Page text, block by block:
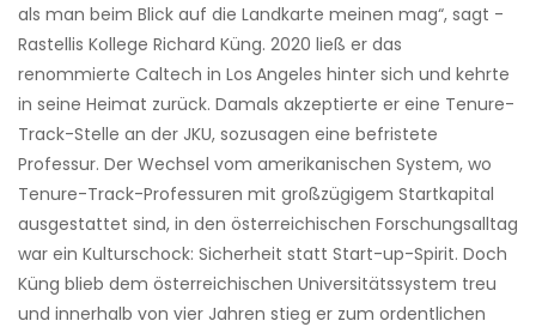
als man beim Blick auf die Landkarte meinen mag“, sagt ­
Rastellis Kollege Richard Küng. 2020 ließ er das
renommierte Caltech in Los Angeles hinter sich und kehrte
in seine Heimat zurück. Damals akzeptierte er eine Tenure-
Track-Stelle an der JKU, sozusagen eine befristete
Professur. Der Wechsel vom amerikanischen System, wo
Tenure-Track-Professuren mit großzügigem Startkapital
ausgestattet sind, in den österreichischen Forschungsalltag
war ein Kulturschock: Sicherheit statt Start-up-Spirit. Doch
Küng blieb dem österreichischen Universitätssystem treu
und innerhalb von vier Jahren stieg er zum ordentlichen